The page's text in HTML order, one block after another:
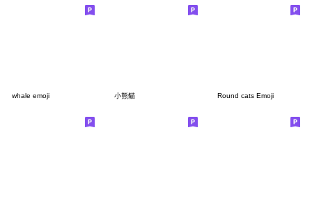
whale emoji 小熊貓 Round cats Emoji